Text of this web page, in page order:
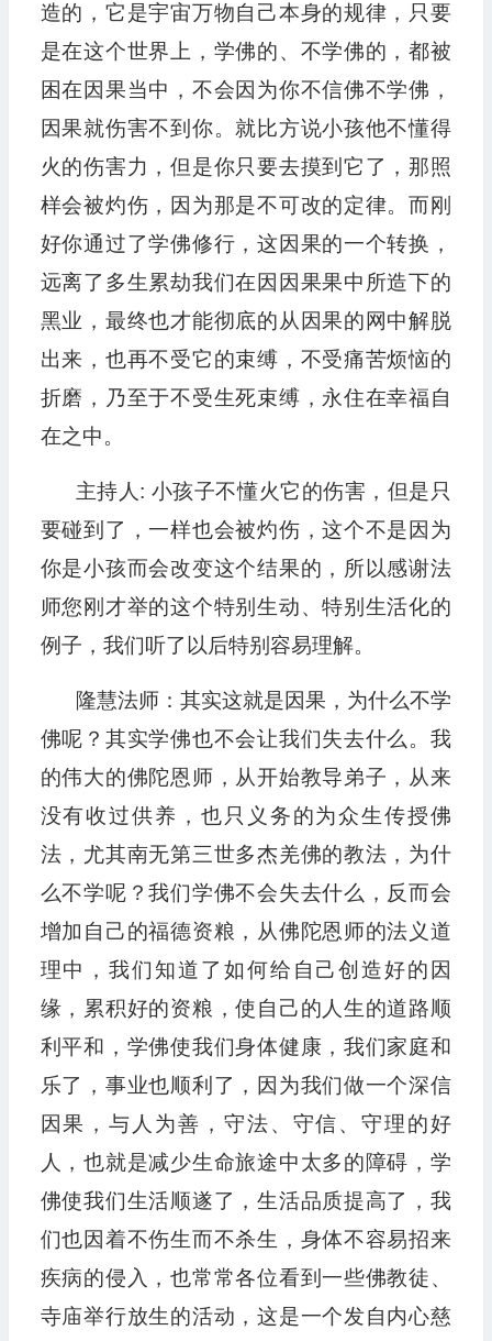
造的，它是宇宙万物自己本身的规律，只要
是在这个世界上，学佛的、不学佛的，都被
困在因果当中，不会因为你不信佛不学佛，
因果就伤害不到你。就比方说小孩他不懂得
火的伤害力，但是你只要去摸到它了，那照
样会被灼伤，因为那是不可改的定律。而刚
好你通过了学佛修行，这因果的一个转换，
远离了多生累劫我们在因因果果中所造下的
黑业，最终也才能彻底的从因果的网中解脱
出来，也再不受它的束缚，不受痛苦烦恼的
折磨，乃至于不受生死束缚，永住在幸福自
在之中。
主持人: 小孩子不懂火它的伤害，但是只
要碰到了，一样也会被灼伤，这个不是因为
你是小孩而会改变这个结果的，所以感谢法
师您刚才举的这个特别生动、特别生活化的
例子，我们听了以后特别容易理解。
隆慧法师：其实这就是因果，为什么不学
佛呢？其实学佛也不会让我们失去什么。我
的伟大的佛陀恩师，从开始教导弟子，从来
没有收过供养，也只义务的为众生传授佛
法，尤其南无第三世多杰羌佛的教法，为什
么不学呢？我们学佛不会失去什么，反而会
增加自己的福德资粮，从佛陀恩师的法义道
理中，我们知道了如何给自己创造好的因
缘，累积好的资粮，使自己的人生的道路顺
利平和，学佛使我们身体健康，我们家庭和
乐了，事业也顺利了，因为我们做一个深信
因果，与人为善，守法、守信、守理的好
人，也就是减少生命旅途中太多的障碍，学
佛使我们生活顺遂了，生活品质提高了，我
们也因着不伤生而不杀生，身体不容易招来
疾病的侵入，也常常各位看到一些佛教徒、
寺庙举行放生的活动，这是一个发自内心慈